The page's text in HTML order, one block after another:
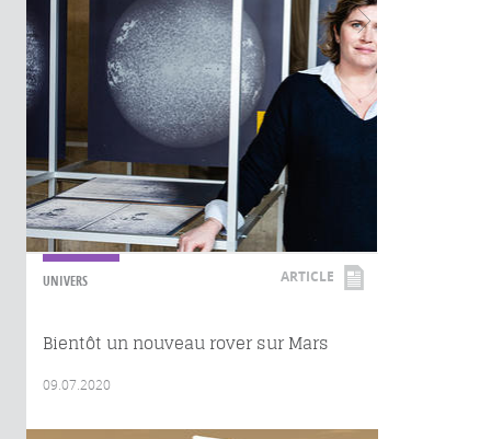
UNIVERS ARTICLE
Bientôt un nouveau rover sur Mars
09.07.2020